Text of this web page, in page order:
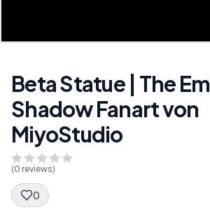
Beta Statue | The
Shadow Fanart von
MiyoStudio
(0 reviews)
0